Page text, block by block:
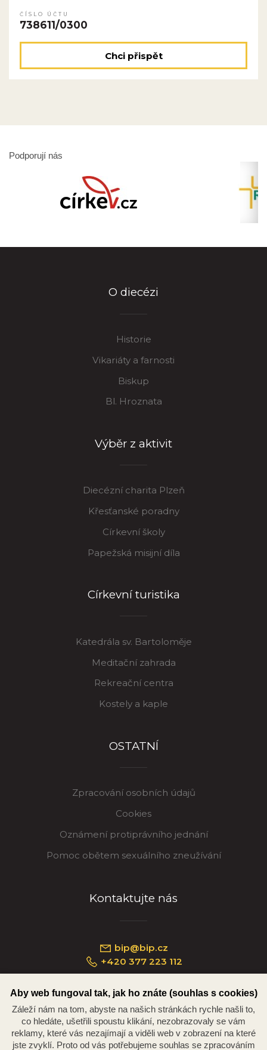
ČÍSLO ÚČTU
738611/0300
Chci přispět
Podporují nás
O diecézi
Historie
Vikariáty a farnosti
Biskup
Bl. Hroznata
Výběr z aktivit
Diecézní charita Plzeň
Křesťanské poradny
Církevní školy
Papežská misijní díla
Církevní turistika
Katedrála sv. Bartoloměje
Meditační zahrada
Rekreační centra
Kostely a kaple
OSTATNÍ
Zpracování osobních údajů
Cookies
Oznámení protiprávního jednání
Pomoc obětem sexuálního zneužívání
Kontaktujte nás
bip@bip.cz
+420 377 223 112
Náměstí Republiky 234/35, 301 00 Plzeň
Aby web fungoval tak, jak ho znáte (souhlas s cookies)
Záleží nám na tom, abyste na našich stránkách rychle našli to,
co hledáte, ušetřili spoustu klikání, nezobrazovaly se vám
reklamy, které vás nezajímají a viděli web v zobrazení na které
jste zvyklí. Proto od vás potřebujeme souhlas se zpracováním